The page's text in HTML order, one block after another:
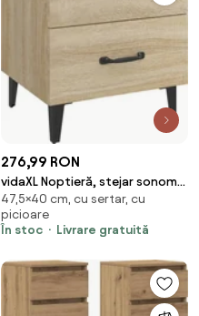
276,99 RON
vidaXL Noptieră, stejar sonoma,
40x35x47,5 cm
47,5×40 cm, cu sertar, cu
picioare
În stoc
Livrare gratuită